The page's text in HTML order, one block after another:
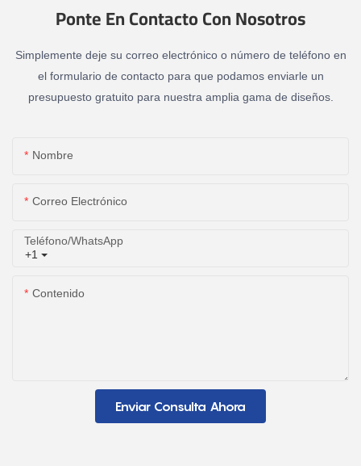
Ponte En Contacto Con Nosotros
Simplemente deje su correo electrónico o número de teléfono en
el formulario de contacto para que podamos enviarle un
presupuesto gratuito para nuestra amplia gama de diseños.
Nombre
Correo Electrónico
+1
Teléfono/WhatsApp
Contenido
Enviar Consulta Ahora